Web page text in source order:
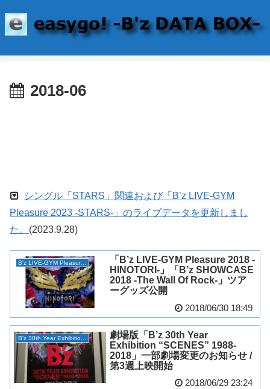
2018-06
シングル「STARS」関連および「B’z LIVE-GYM
Pleasure 2023 -STARS-」のライブデータを更新しまし
た。 (2023.9.28)
B'z LIVE-GYM Pleasure 2018 -HINOTORI-
「B’z LIVE-GYM Pleasure 2018 -
HINOTORI-」「B’z SHOWCASE
2018 -The Wall Of Rock-」ツア
ーグッズ公開
2018/06/30 18:49
劇場版「B’z 30th Year
Exhibition “SCENES” 1988-
2018」一部劇場変更のお知らせ /
第3週上映開始
2018/06/29 23:24